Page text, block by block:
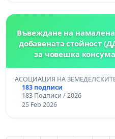
Въвеждане на
добавената стойност
за човешка
АСОЦИАЦИЯ НА
183 подписи
183 Подписи / 2026
25 Feb 2026